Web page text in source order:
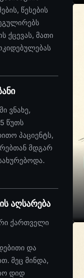
წესების
ქცევას, მათი
ვნახე,
წუთს
პაციენტს,
მდგარ
აღსარება
ქართველი
და
მეც მინდა,
დიდ